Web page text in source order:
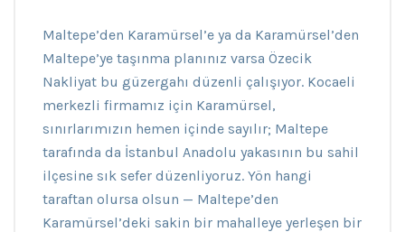
Maltepe’den Karamürsel’e ya da Karamürsel’den
Maltepe’ye taşınma planınız varsa Özecik
Nakliyat bu güzergahı düzenli çalışıyor. Kocaeli
merkezli firmamız için Karamürsel,
sınırlarımızın hemen içinde sayılır; Maltepe
tarafında da İstanbul Anadolu yakasının bu sahil
ilçesine sık sefer düzenliyoruz. Yön hangi
taraftan olursa olsun — Maltepe’den
Karamürsel’deki sakin bir mahalleye yerleşen bir